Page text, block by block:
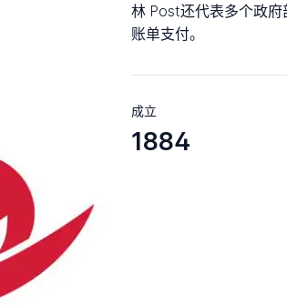
林 Post还代表多个政
账单支付。
成立
1884